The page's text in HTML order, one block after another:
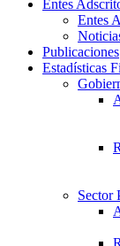
Entes
Entes
Publicaciones
Estadísticas
Sector